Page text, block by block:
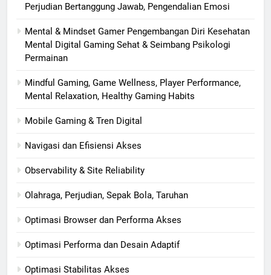
Perjudian Bertanggung Jawab, Pengendalian Emosi
Mental & Mindset Gamer Pengembangan Diri Kesehatan
Mental Digital Gaming Sehat & Seimbang Psikologi
Permainan
Mindful Gaming, Game Wellness, Player Performance,
Mental Relaxation, Healthy Gaming Habits
Mobile Gaming & Tren Digital
Navigasi dan Efisiensi Akses
Observability & Site Reliability
Olahraga, Perjudian, Sepak Bola, Taruhan
Optimasi Browser dan Performa Akses
Optimasi Performa dan Desain Adaptif
Optimasi Stabilitas Akses